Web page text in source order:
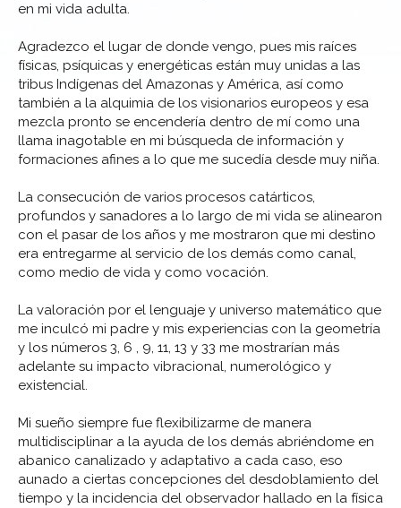
en mi vida adulta.
Agradezco el lugar de donde vengo, pues mis raíces
físicas, psíquicas y energéticas están muy unidas a las
tribus Indígenas del Amazonas y América, así como
también a la alquimia de los visionarios europeos y esa
mezcla pronto se encendería dentro de mí como una
llama inagotable en mi búsqueda de información y
formaciones afines a lo que me sucedía desde muy niña.
La consecución de varios procesos catárticos,
profundos y sanadores a lo largo de mi vida se alinearon
con el pasar de los años y me mostraron que mi destino
era entregarme al servicio de los demás como canal,
como medio de vida y como vocación.
La valoración por el lenguaje y universo matemático que
me inculcó mi padre y mis experiencias con la geometría
y los números 3, 6 , 9, 11, 13 y 33 me mostrarían más
adelante su impacto vibracional, numerológico y
existencial.
Mi sueño siempre fue flexibilizarme de manera
multidisciplinar a la ayuda de los demás abriéndome en
abanico canalizado y adaptativo a cada caso, eso
aunado a ciertas concepciones del desdoblamiento del
tiempo y la incidencia del observador hallado en la física